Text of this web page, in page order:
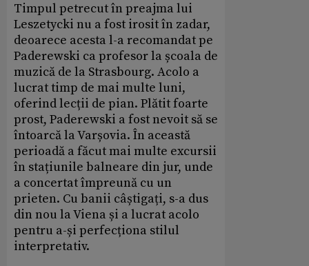
Timpul petrecut în preajma lui
Leszetycki nu a fost irosit în zadar,
deoarece acesta l-a recomandat pe
Paderewski ca profesor la școala de
muzică de la Strasbourg. Acolo a
lucrat timp de mai multe luni,
oferind lecții de pian. Plătit foarte
prost, Paderewski a fost nevoit să se
întoarcă la Varșovia. În această
perioadă a făcut mai multe excursii
în stațiunile balneare din jur, unde
a concertat împreună cu un
prieten. Cu banii câștigați, s-a dus
din nou la Viena și a lucrat acolo
pentru a-și perfecționa stilul
interpretativ.